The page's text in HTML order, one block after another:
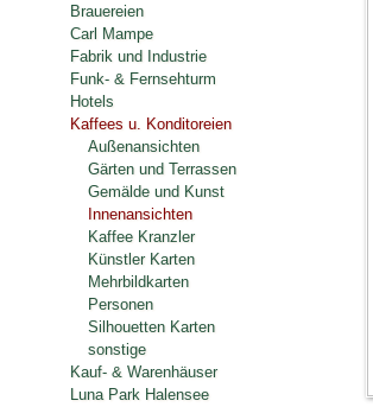
Brauereien
Carl Mampe
Fabrik und Industrie
Funk- & Fernsehturm
Hotels
Kaffees u. Konditoreien
Außenansichten
Gärten und Terrassen
Gemälde und Kunst
Innenansichten
Kaffee Kranzler
Künstler Karten
Mehrbildkarten
Personen
Silhouetten Karten
sonstige
Kauf- & Warenhäuser
Luna Park Halensee